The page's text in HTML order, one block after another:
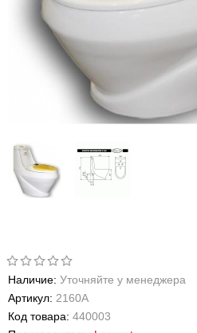
Наличие: Уточняйте у менеджера
Артикул: 2160А
Код товара: 440003